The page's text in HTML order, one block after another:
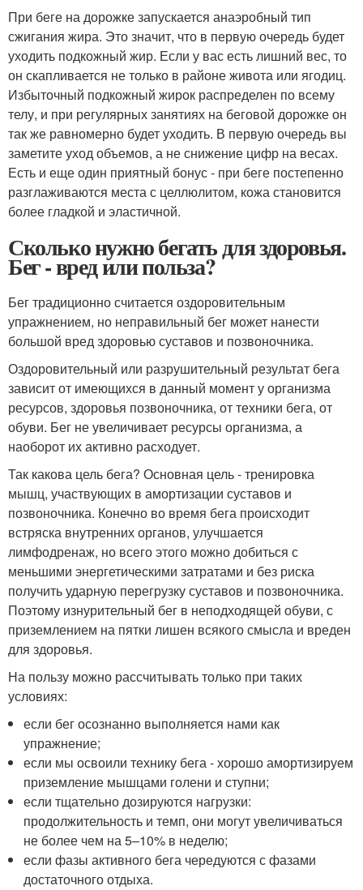
При беге на дорожке запускается анаэробный тип
сжигания жира. Это значит, что в первую очередь будет
уходить подкожный жир. Если у вас есть лишний вес, то
он скапливается не только в районе живота или ягодиц.
Избыточный подкожный жирок распределен по всему
телу, и при регулярных занятиях на беговой дорожке он
так же равномерно будет уходить. В первую очередь вы
заметите уход объемов, а не снижение цифр на весах.
Есть и еще один приятный бонус - при беге постепенно
разглаживаются места с целлюлитом, кожа становится
более гладкой и эластичной.
Сколько нужно бегать для здоровья.
Бег - вред или польза?
Бег традиционно считается оздоровительным
упражнением, но неправильный бег может нанести
большой вред здоровью суставов и позвоночника.
Оздоровительный или разрушительный результат бега
зависит от имеющихся в данный момент у организма
ресурсов, здоровья позвоночника, от техники бега, от
обуви. Бег не увеличивает ресурсы организма, а
наоборот их активно расходует.
Так какова цель бега? Основная цель - тренировка
мышц, участвующих в амортизации суставов и
позвоночника. Конечно во время бега происходит
встряска внутренних органов, улучшается
лимфодренаж, но всего этого можно добиться с
меньшими энергетическими затратами и без риска
получить ударную перегрузку суставов и позвоночника.
Поэтому изнурительный бег в неподходящей обуви, с
приземлением на пятки лишен всякого смысла и вреден
для здоровья.
На пользу можно рассчитывать только при таких
условиях:
если бег осознанно выполняется нами как
упражнение;
если мы освоили технику бега - хорошо амортизируем
приземление мышцами голени и ступни;
если тщательно дозируются нагрузки:
продолжительность и темп, они могут увеличиваться
не более чем на 5–10% в неделю;
если фазы активного бега чередуются с фазами
достаточного отдыха.